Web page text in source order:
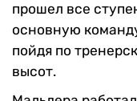
прошел все
основную
пойдя по
высот.